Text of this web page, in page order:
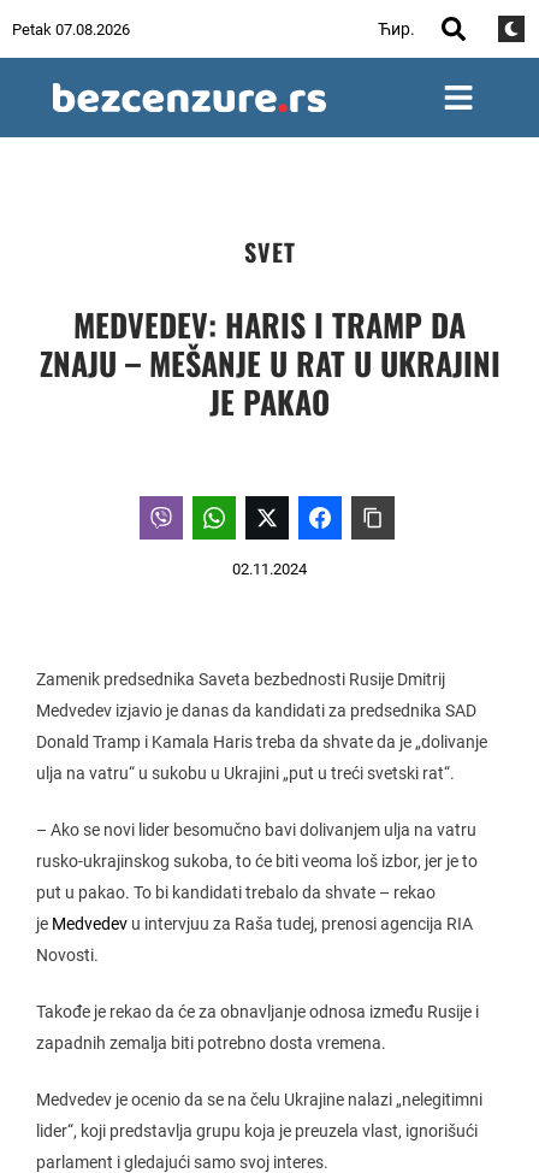
Petak 07.08.2026 Ћир.
SVET
MEDVEDEV: HARIS I TRAMP DA
ZNAJU – MEŠANJE U RAT U UKRAJINI
JE PAKAO
02.11.2024
Zamenik predsednika Saveta bezbednosti Rusije Dmitrij
Medvedev izjavio je danas da kandidati za predsednika SAD
Donald Tramp i Kamala Haris treba da shvate da je „dolivanje
ulja na vatru“ u sukobu u Ukrajini „put u treći svetski rat“.
– Ako se novi lider besomučno bavi dolivanjem ulja na vatru
rusko-ukrajinskog sukoba, to će biti veoma loš izbor, jer je to
put u pakao. To bi kandidati trebalo da shvate – rekao
je Medvedev u intervjuu za Raša tudej, prenosi agencija RIA
Novosti.
Takođe je rekao da će za obnavljanje odnosa između Rusije i
zapadnih zemalja biti potrebno dosta vremena.
Medvedev je ocenio da se na čelu Ukrajine nalazi „nelegitimni
lider“, koji predstavlja grupu koja je preuzela vlast, ignorišući
parlament i gledajući samo svoj interes.